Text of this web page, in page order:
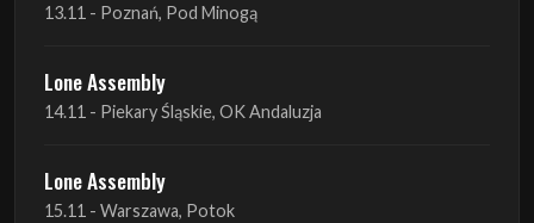
13.11 - Poznań, Pod Minogą
Lone Assembly
14.11 - Piekary Śląskie, OK Andaluzja
Lone Assembly
15.11 - Warszawa, Potok